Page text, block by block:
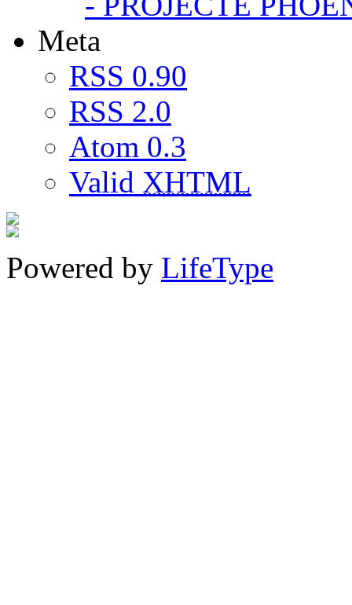
Meta
RSS 0.90
RSS 2.0
Atom 0.3
Valid XHTML
Powered by LifeType